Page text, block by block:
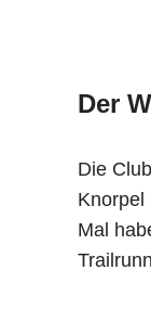
Der
Die
Knorpel
Mal